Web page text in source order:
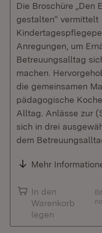
Die Broschüre „Den
gestalten“ vermittelt
Anregungen, um
Betreuungsalltag
machen.
die gemeinsamen
pädagogische
Alltag. Anlässe zur
sich in drei
dem
Mehr
In den
Warenkorb
legen